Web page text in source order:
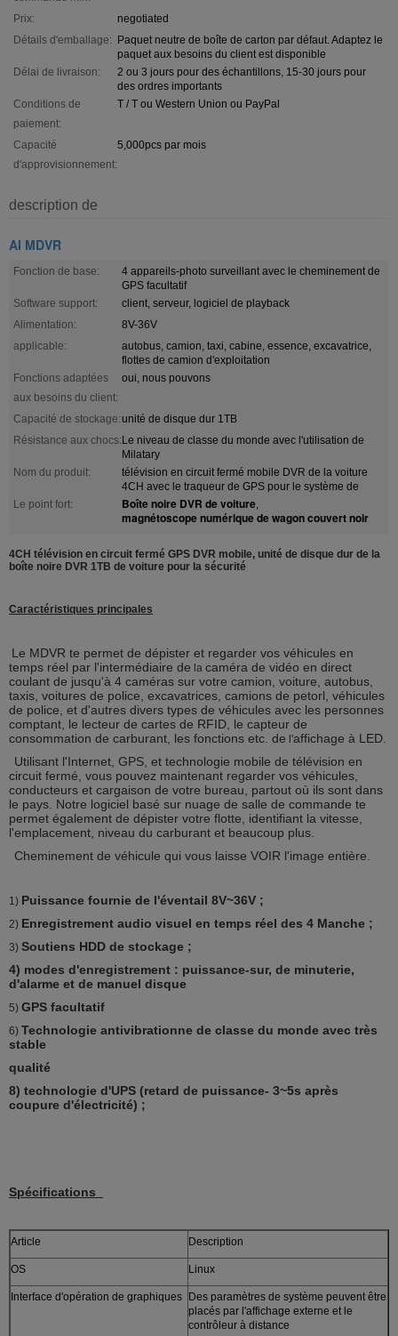
Prix:
negotiated
Détails d'emballage: Paquet neutre de boîte de carton par défaut. Adaptez le
paquet aux besoins du client est disponible
Délai de livraison:
2 ou 3 jours pour des échantillons, 15-30 jours pour
des ordres importants
Conditions de
paiement:
T / T ou Western Union ou PayPal
Capacité
d'approvisionnement:
5,000pcs par mois
description de
AI MDVR
Fonction de base:
4 appareils-photo surveillant avec le cheminement de
GPS facultatif
Software support:
client, serveur, logiciel de playback
Alimentation:
8V-36V
applicable:
autobus, camion, taxi, cabine, essence, excavatrice,
flottes de camion d'exploitation
Fonctions adaptées
aux besoins du client:
oui, nous pouvons
Capacité de stockage:unité de disque dur 1TB
Résistance aux chocs:Le niveau de classe du monde avec l'utilisation de
Milatary
Nom du produit:
télévision en circuit fermé mobile DVR de la voiture
4CH avec le traqueur de GPS pour le système de
Le point fort:
Boîte noire DVR de voiture,
magnétoscope numérique de wagon couvert noir
4CH télévision en circuit fermé GPS DVR mobile, unité de disque dur de la
boîte noire DVR 1TB de voiture pour la sécurité
Caractéristiques principales
Le MDVR te permet de dépister et regarder vos véhicules en
temps réel par l'intermédiaire de la caméra de vidéo en direct
coulant de jusqu'à 4 caméras sur votre camion, voiture, autobus,
taxis, voitures de police, excavatrices, camions de petorl, véhicules
de police, et d'autres divers types de véhicules avec les personnes
comptant, le lecteur de cartes de RFID, le capteur de
consommation de carburant, les fonctions etc. de l'affichage à LED.
Utilisant l'Internet, GPS, et technologie mobile de télévision en
circuit fermé, vous pouvez maintenant regarder vos véhicules,
conducteurs et cargaison de votre bureau, partout où ils sont dans
le pays. Notre logiciel basé sur nuage de salle de commande te
permet également de dépister votre flotte, identifiant la vitesse,
l'emplacement, niveau du carburant et beaucoup plus.
Cheminement de véhicule qui vous laisse VOIR l'image entière.
1) Puissance fournie de l'éventail 8V~36V ;
2) Enregistrement audio visuel en temps réel des 4 Manche ;
3) Soutiens HDD de stockage ;
4) modes d'enregistrement : puissance-sur, de minuterie,
d'alarme et de manuel disque
5) GPS facultatif
6) Technologie antivibrationne de classe du monde avec très
stable
qualité
8) technologie d'UPS (retard de puissance- 3~5s après
coupure d'électricité) ;
Spécifications
Article Description
OS Linux
Interface d'opération de graphiques Des paramètres de système peuvent être
placés par l'affichage externe et le
contrôleur à distance